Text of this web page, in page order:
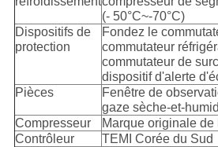
(- 50°C~-70°C)
Dispositifs de
protection
Fondez le
commutateur
commutateur de
dispositif d'alerte
Pièces
Fenêtre de
gaze sèche-et-
Compresseur
Marque originale
Contrôleur
TEMI Corée du Sud